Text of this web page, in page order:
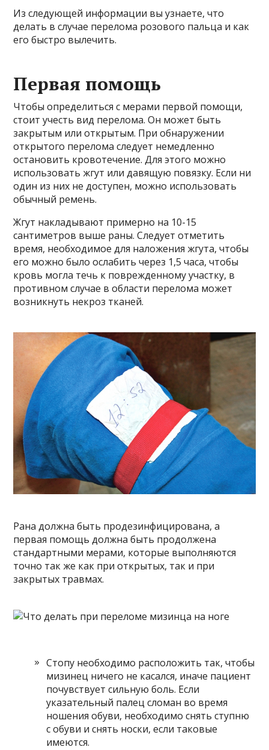
Из следующей информации вы узнаете, что
делать в случае перелома розового пальца и как
его быстро вылечить.
Первая помощь
Чтобы определиться с мерами первой помощи,
стоит учесть вид перелома. Он может быть
закрытым или открытым. При обнаружении
открытого перелома следует немедленно
остановить кровотечение. Для этого можно
использовать жгут или давящую повязку. Если ни
один из них не доступен, можно использовать
обычный ремень.
Жгут накладывают примерно на 10-15
сантиметров выше раны. Следует отметить
время, необходимое для наложения жгута, чтобы
его можно было ослабить через 1,5 часа, чтобы
кровь могла течь к поврежденному участку, в
противном случае в области перелома может
возникнуть некроз тканей.
Рана должна быть продезинфицирована, а
первая помощь должна быть продолжена
стандартными мерами, которые выполняются
точно так же как при открытых, так и при
закрытых травмах.
Стопу необходимо расположить так, чтобы
мизинец ничего не касался, иначе пациент
почувствует сильную боль. Если
указательный палец сломан во время
ношения обуви, необходимо снять ступню
с обуви и снять носки, если таковые
имеются.